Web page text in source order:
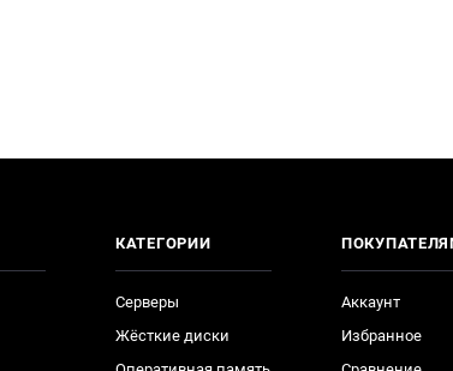
КАТЕГОРИИ
Серверы
Жёсткие диски
Аккаунт
Избранное